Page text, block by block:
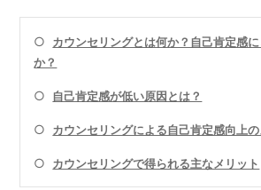
○ カウンセリングとは何か？自己肯定感
か？
○ 自己肯定感が低い原因とは？
○ カウンセリングによる自己肯定感向上
○ カウンセリングで得られる主なメリット